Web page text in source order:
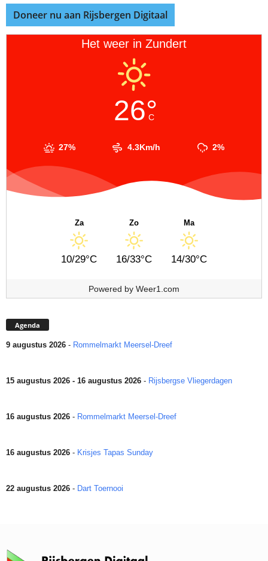
Doneer nu aan Rijsbergen Digitaal
Het weer in Zundert
26°
C
27% 4.3Km/h 2%
Za
10/29°C
Zo
16/33°C
Ma
14/30°C
Powered by Weer1.com
Agenda
9 augustus 2026 - Rommelmarkt Meersel-Dreef
15 augustus 2026 - 16 augustus 2026 - Rijsbergse Vliegerdagen
16 augustus 2026 - Rommelmarkt Meersel-Dreef
16 augustus 2026 - Krisjes Tapas Sunday
22 augustus 2026 - Dart Toernooi